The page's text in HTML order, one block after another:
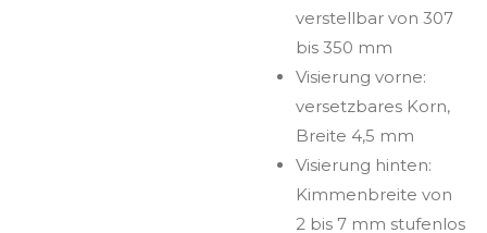
verstellbar von 307
bis 350 mm
Visierung vorne:
versetzbares Korn,
Breite 4,5 mm
Visierung hinten:
Kimmenbreite von
2 bis 7 mm stufenlos